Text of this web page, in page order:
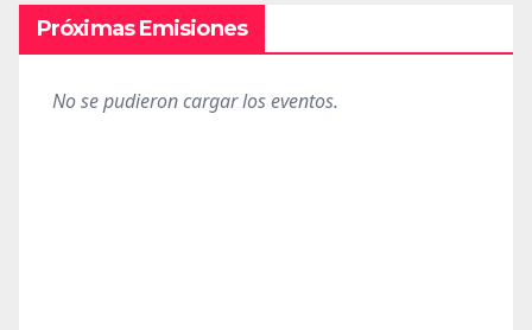
Próximas Emisiones